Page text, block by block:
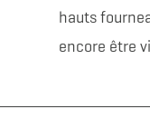
hauts
encore être